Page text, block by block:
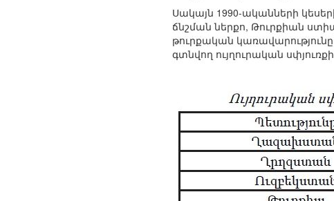
Սակայն 1990-ականների
ճնշման ներքո, Թուրքիան
թուրքական
գտնվող ույղուրական